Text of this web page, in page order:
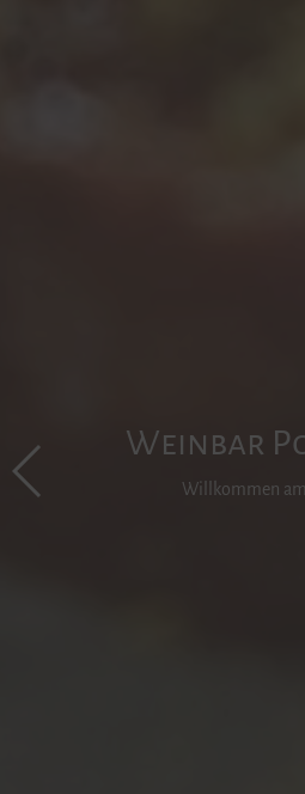
Weinbar
Willkommen
Weinbar
Willkommen
Weinbar
Willkommen